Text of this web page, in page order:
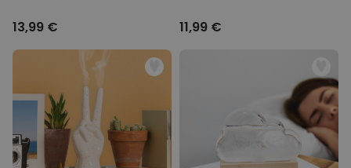
Personnalisable
Tablier de cuisine
personnalisé Édition limitée
plus de 2.400
exemplaires
vendus
29,99 €
13,99 € 11,99 €